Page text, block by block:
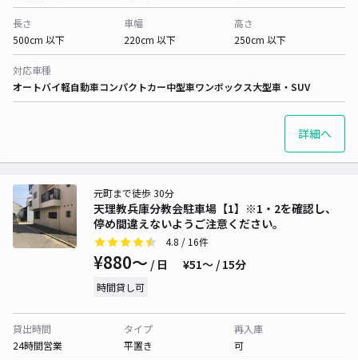
長さ
500cm 以下
車幅
220cm 以下
高さ
250cm 以下
対応車種
オートバイ軽自動車コンパクトカー中型車ワンボックス大型車・SUV
詳細へ
天理教兵庫分教会駐車場【1】※1・2を確認し、
停め間違えないようご注意ください。
元町まで徒歩 30分
4.8 / 16件
¥880〜 / 日 ¥51〜 / 15分
時間貸し可
貸出時間
24時間営業
タイプ
平置き
再入庫
可